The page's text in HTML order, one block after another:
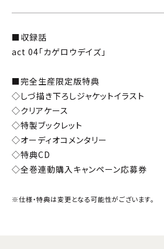
■収録話
act 04「カゲロウデイズ」
■完全生産限定版特典
◇しづ描き下ろしジャケットイラスト
◇クリアケース
◇特製ブックレット
◇オーディオコメンタリー
◇特典CD
◇全巻連動購入キャンペーン応募券
※仕様・特典は変更となる可能性がございます。